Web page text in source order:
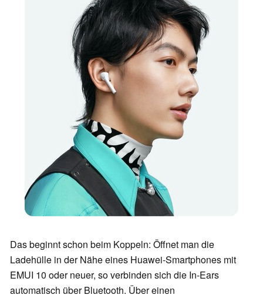
Das beginnt schon beim Koppeln: Öffnet man die
Ladehülle in der Nähe eines Huawei-Smartphones mit
EMUI 10 oder neuer, so verbinden sich die In-Ears
automatisch über Bluetooth. Über einen